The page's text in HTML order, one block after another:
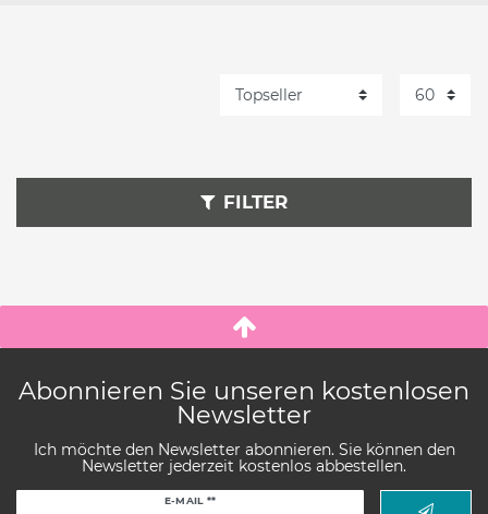
FILTER
Abonnieren Sie unseren kostenlosen
Newsletter
Ich möchte den Newsletter abonnieren. Sie können den
Newsletter jederzeit kostenlos abbestellen.
E-MAIL **